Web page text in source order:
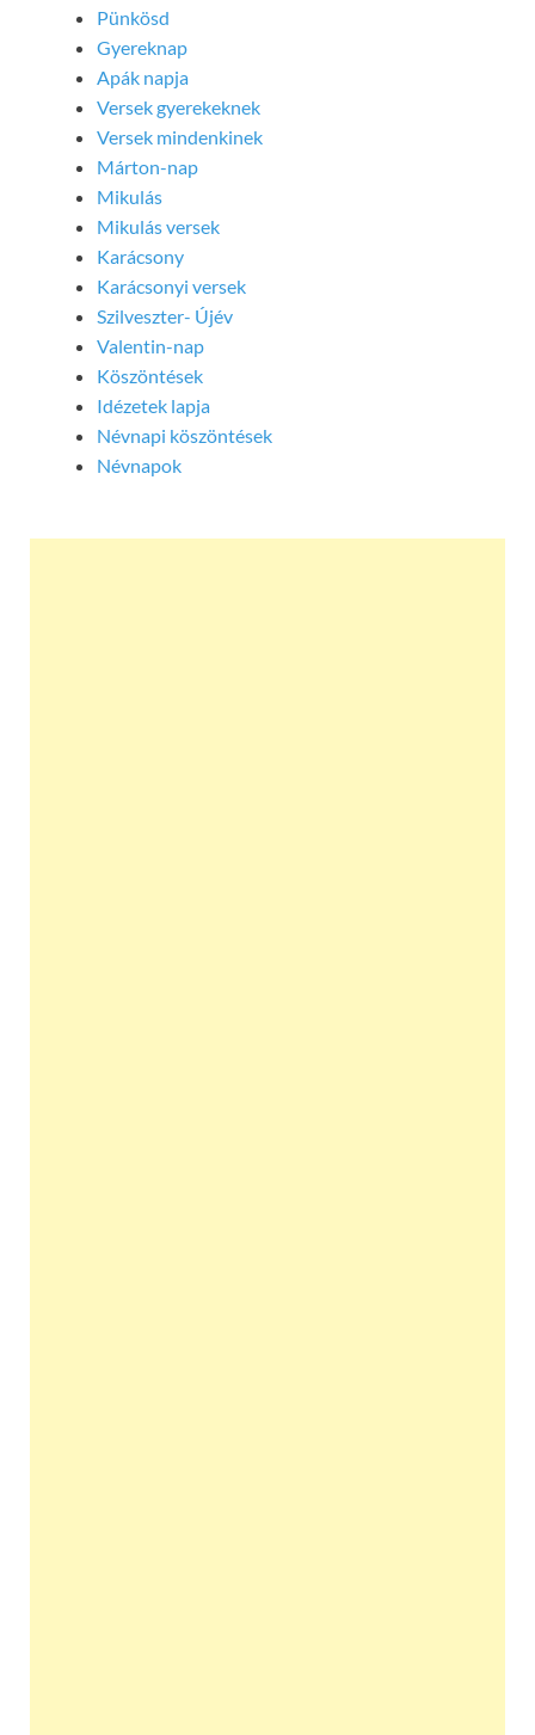
Pünkösd
Gyereknap
Apák napja
Versek gyerekeknek
Versek mindenkinek
Márton-nap
Mikulás
Mikulás versek
Karácsony
Karácsonyi versek
Szilveszter- Újév
Valentin-nap
Köszöntések
Idézetek lapja
Névnapi köszöntések
Névnapok